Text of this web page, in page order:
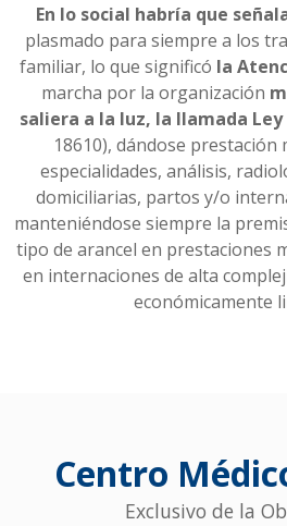
En lo social habría que
plasmado para siempre a los
familiar, lo que significó la
marcha por la organización
saliera a la luz, la llamada Ley
18610), dándose prestación
especialidades, análisis,
domiciliarias, partos y/o
manteniéndose siempre la
tipo de arancel en prestaciones
en internaciones de alta
económicamente
Centro
Exclusivo de la